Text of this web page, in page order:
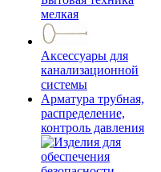
мелкая
Аксессуары для
канализационной
системы
Арматура трубная,
распределение,
контроль давления